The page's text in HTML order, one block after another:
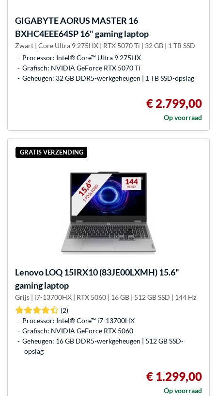
GIGABYTEAORUS MASTER 16
BXHC4EEE64SP 16" gaming laptop
Zwart | Core Ultra 9 275HX | RTX 5070 Ti | 32 GB | 1 TB SSD
Processor: Intel® Core™ Ultra 9 275HX
Grafisch: NVIDIA GeForce RTX 5070 Ti
Geheugen: 32 GB DDR5-werkgeheugen | 1 TB SSD-opslag
€ 2.799,00
Op voorraad
GRATIS VERZENDING
LenovoLOQ 15IRX10 (83JE00LXMH) 15.6"
gaming laptop
Grijs | i7-13700HX | RTX 5060 | 16 GB | 512 GB SSD | 144 Hz
(2)
Processor: Intel® Core™ i7-13700HX
Grafisch: NVIDIA GeForce RTX 5060
Geheugen: 16 GB DDR5-werkgeheugen | 512 GB SSD-
opslag
€ 1.299,00
Op voorraad